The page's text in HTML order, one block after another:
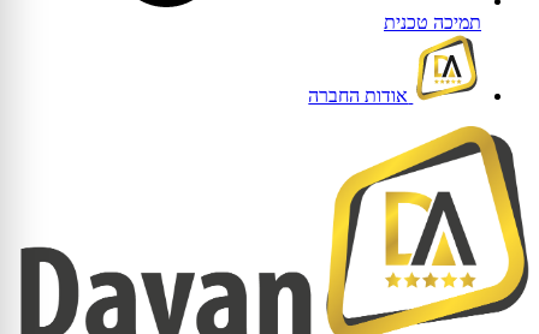
תמיכה טכנית
אודות החברה